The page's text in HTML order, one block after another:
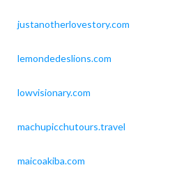
justanotherlovestory.com
lemondedeslions.com
lowvisionary.com
machupicchutours.travel
maicoakiba.com